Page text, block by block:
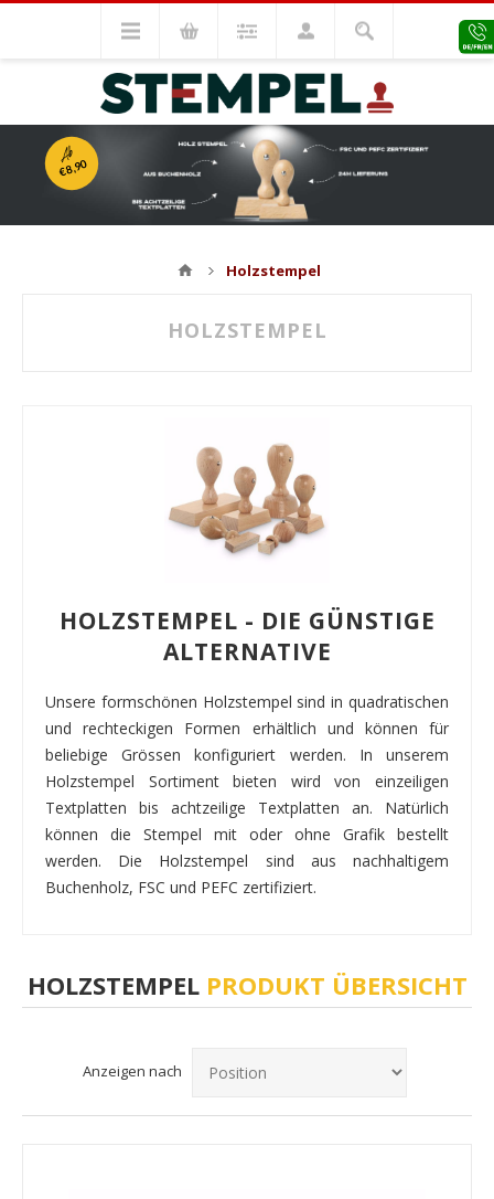
Ab
€8,90
Holzstempel
HOLZSTEMPEL
HOLZSTEMPEL - DIE GÜNSTIGE
ALTERNATIVE
Unsere formschönen Holzstempel sind in quadratischen
und rechteckigen Formen erhältlich und können für
beliebige Grössen konfiguriert werden. In unserem
Holzstempel Sortiment bieten wird von einzeiligen
Textplatten bis achtzeilige Textplatten an. Natürlich
können die Stempel mit oder ohne Grafik bestellt
werden. Die Holzstempel sind aus nachhaltigem
Buchenholz, FSC und PEFC zertifiziert.
HOLZSTEMPELPRODUKT ÜBERSICHT
Anzeigen nach